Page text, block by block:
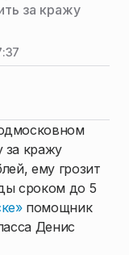
за кражу
за кражу
ему грозит
сроком до 5
помощник
Денис